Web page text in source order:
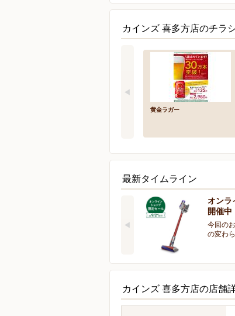
カインズ 喜多方店のチラ
黄金ラガー
最新タイムライン
オンラ
開催中
今回の
の変わ
カインズ 喜多方店の店舗